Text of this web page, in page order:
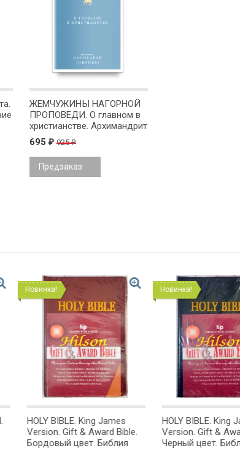
ЖЕМЧУЖИНЫ НАГОРНОЙ
ПРОПОВЕДИ. О главном в
христианстве. Архимандрит
Ианнуарий /Ивлиев/
695 ₽ 925₽
Предзаказ
Новинка!
HOLY BIBLE. King James
Version. Gift & Award Bible.
Черный цвет. Библия
Новинка!
Открытка
С Юбилеем!